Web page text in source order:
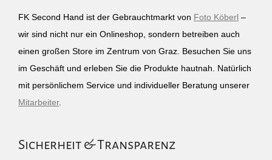
FK Second Hand ist der Gebrauchtmarkt von Foto Köberl –
wir sind nicht nur ein Onlineshop, sondern betreiben auch
einen großen Store im Zentrum von Graz. Besuchen Sie uns
im Geschäft und erleben Sie die Produkte hautnah. Natürlich
mit persönlichem Service und individueller Beratung unserer
Mitarbeiter.
Sicherheit & Transparenz